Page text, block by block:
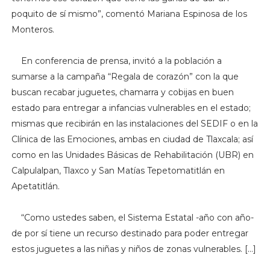
poquito de sí mismo”, comentó Mariana Espinosa de los
Monteros.
En conferencia de prensa, invitó a la población a
sumarse a la campaña “Regala de corazón” con la que
buscan recabar juguetes, chamarra y cobijas en buen
estado para entregar a infancias vulnerables en el estado;
mismas que recibirán en las instalaciones del SEDIF o en la
Clínica de las Emociones, ambas en ciudad de Tlaxcala; así
como en las Unidades Básicas de Rehabilitación (UBR) en
Calpulalpan, Tlaxco y San Matías Tepetomatitlán en
Apetatitlán.
“Como ustedes saben, el Sistema Estatal -año con año-
de por sí tiene un recurso destinado para poder entregar
estos juguetes a las niñas y niños de zonas vulnerables. […]